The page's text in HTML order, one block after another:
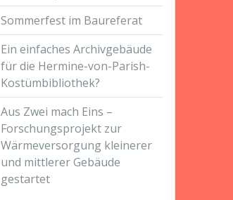
Sommerfest im Baureferat
Ein einfaches Archivgebäude
für die Hermine-von-Parish-
Kostümbibliothek?
Aus Zwei mach Eins –
Forschungsprojekt zur
Wärmeversorgung kleinerer
und mittlerer Gebäude
gestartet